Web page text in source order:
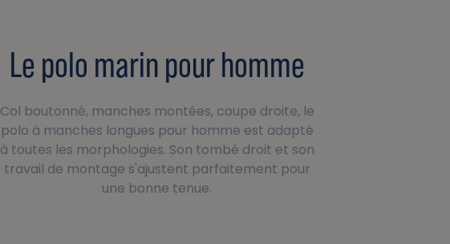
Le polo marin pour homme
Col boutonné, manches montées, coupe droite, le
polo à manches longues pour homme est adapté
à toutes les morphologies. Son tombé droit et son
travail de montage s'ajustent parfaitement pour
une bonne tenue.